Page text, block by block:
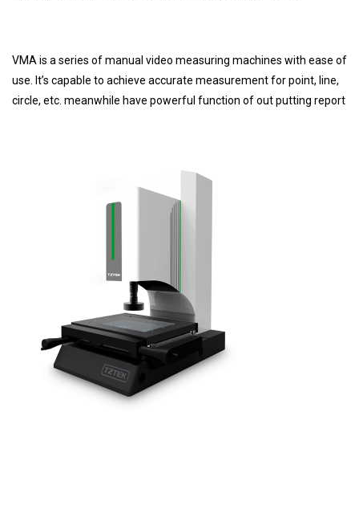
VMA is a series of manual video measuring machines with ease of
use. It’s capable to achieve accurate measurement for point, line,
circle, etc. meanwhile have powerful function of out putting report